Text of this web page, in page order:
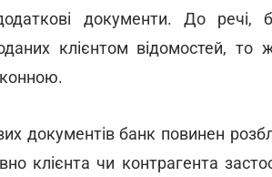
документи. До речі,
клієнтом відомостей,
документів банк повинен
клієнта чи контрагента